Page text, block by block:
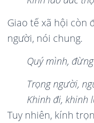
Giao tế xã hội còn
người, nói chung.
Quý mình, đừ
Trọng người, ng
Khinh đi, khinh
Tuy nhiên, kính